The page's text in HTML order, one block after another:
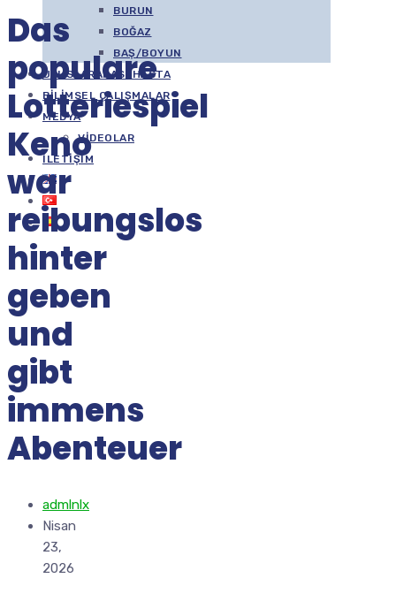
BURUN
BOĞAZ
BAŞ/BOYUN
ULUSLARARASI HASTA
BILIMSEL ÇALIŞMALAR
MEDYA
VIDEOLAR
İLETIŞIM
Das
populare
Lotteriespiel
Keno
war
reibungslos
hinter
geben
und
gibt
immens
Abenteuer
admlnlx
Nisan
23,
2026